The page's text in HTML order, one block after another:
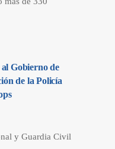
Gobierno de
de la Policía
y Guardia Civil